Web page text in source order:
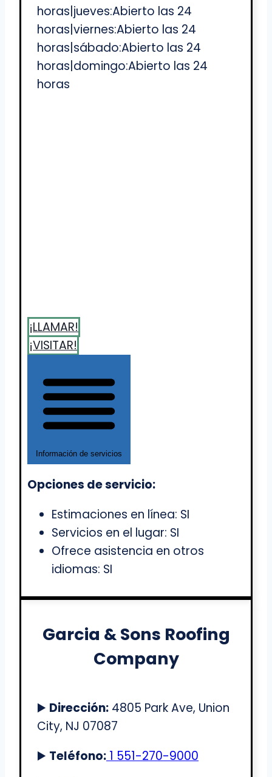
horas|jueves:Abierto las 24
horas|viernes:Abierto las 24
horas|sábado:Abierto las 24
horas|domingo:Abierto las 24
horas
¡LLAMAR!
¡VISITAR!
Información de servicios
Opciones de servicio:
Estimaciones en línea: SI
Servicios en el lugar: SI
Ofrece asistencia en otros
idiomas: SI
Garcia & Sons Roofing
Company
▶️ Dirección: 4805 Park Ave, Union
City, NJ 07087
▶️ Teléfono: 1 551-270-9000